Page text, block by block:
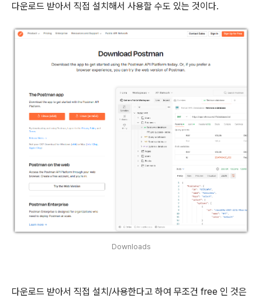
다운로드 받아서 직접 설치해서 사용할 수도 있는 것이다.
Downloads
다운로드 받아서 직접 설치/사용한다고 하여 무조건 free 인 것은